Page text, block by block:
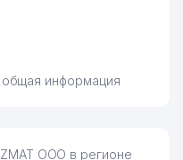
общая информация
ООО в регионе